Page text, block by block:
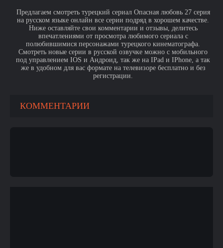
Предлагаем смотреть турецкий сериал Опасная любовь 27 серия
на русском языке онлайн все серии подряд в хорошем качестве.
Ниже оставляйте свои комментарии и отзывы, делитесь
впечатлениями от просмотра любимого сериала с
полюбившимися персонажами турецкого кинематографа.
Смотреть новые серии в русской озвучке можно с мобильного
под управлением IOS и Андроид, так же на IPad и IPhone, а так
же в удобном для вас формате на телевизоре бесплатно и без
регистрации.
КОММЕНТАРИИ